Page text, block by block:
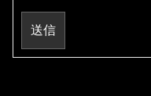
送信